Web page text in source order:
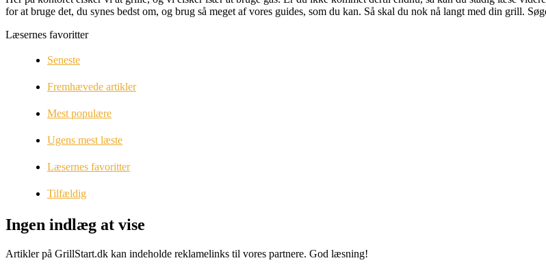
for at bruge det, du synes bedst om, og brug så meget af vores guides, som du kan. Så skal du nok nå langt med din grill.
Læsernes favoritter
Seneste
Fremhævede artikler
Mest populære
Ugens mest læste
Læsernes favoritter
Tilfældig
Ingen indlæg at vise
Artikler på GrillStart.dk kan indeholde reklamelinks til vores partnere. God læsning!